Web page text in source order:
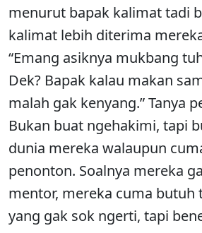
menurut bapak kalimat tadi
kalimat lebih diterima
“Emang asiknya mukbang
Dek? Bapak kalau makan
malah gak kenyang.” Tanya
Bukan buat ngehakimi, tapi
dunia mereka walaupun
penonton. Soalnya mereka
mentor, mereka cuma butuh
yang gak sok ngerti, tapi